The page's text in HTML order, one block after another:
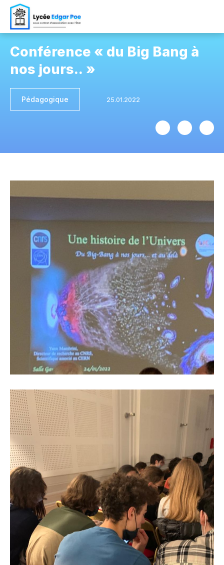
Conférence « du Big Bang à
nos jours.. »
Pédagogique